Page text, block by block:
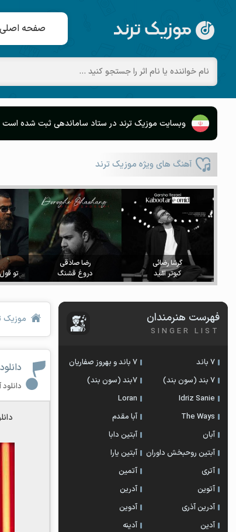
صفحه اصلی
وبسایت موزیک ترند در ستاد ساماندهی ثبت شده است
آهنگ های ویژه موزیک ترند
گرشا رضائی
کبوتر امّید
رضا صادقی
دروغ قشنگ
تو
موزیک فهرست هنرمندان
SINGER LIST
7 باند
7 باند و بهروز صفاریان
7 بند (سون بند)
۷بند (سون بند)
Idriz Sanie
Loran
The Ways
آبا مقدم
آبان
آبتین دابا
آبتین روحبخش داوران
آبتین یارا
آتری
آتمین
آتوین
آدرین
آدرین آذری
آدوین
آدین
آدینه